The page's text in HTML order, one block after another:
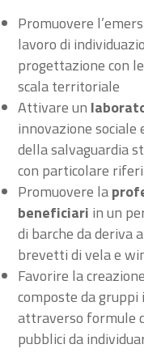
Promuovere
lavoro di
progettazione con
scala territoriale
Attivare un
innovazione
della salvaguardia
con particolare
Promuovere la
beneficiari in un
di barche da deriva
brevetti di vela e
Favorire la
composte da
attraverso formule
pubblici da